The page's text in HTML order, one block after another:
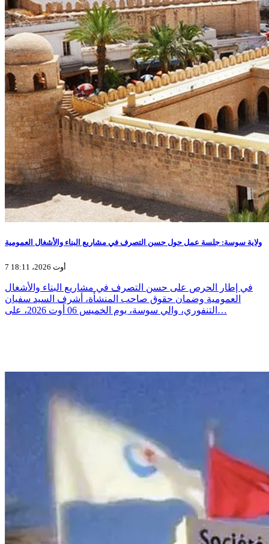
ولاية سوسة: جلسة عمل حول حسن التصرف في مشاريع البناء والأشغال العمومية
7 أوت 2026، 18:11
في إطار الحرص على حسن التصرف في مشاريع البناء والأشغال
العمومية وضمان حقوق صاحب المنشأة، أشرف السيد سفيان
التنفوري، والي سوسة، يوم الخميس 06 أوت 2026، على…